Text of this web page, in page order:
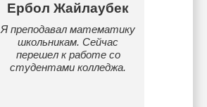
Ербол Жайлаубек
Я преподавал математику
школьникам. Сейчас
перешел к работе со
студентами колледжа.